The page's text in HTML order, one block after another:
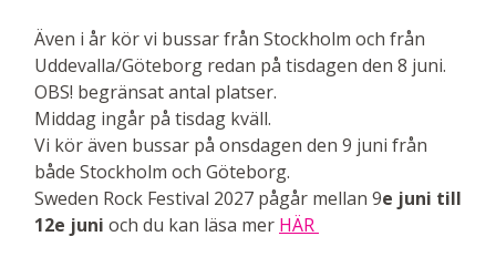
Även i år kör vi bussar från Stockholm och från
Uddevalla/Göteborg redan på tisdagen den 8 juni.
OBS! begränsat antal platser.
Middag ingår på tisdag kväll.
Vi kör även bussar på onsdagen den 9 juni från
både Stockholm och Göteborg.
Sweden Rock Festival 2027 pågår mellan 9e juni till
12e juni och du kan läsa mer HÄR